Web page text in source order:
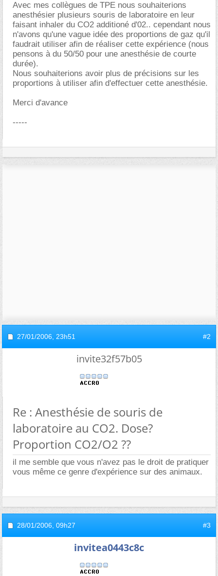
Avec mes collègues de TPE nous souhaiterions
anesthésier plusieurs souris de laboratoire en leur
faisant inhaler du CO2 additioné d'02.. cependant nous
n'avons qu'une vague idée des proportions de gaz qu'il
faudrait utiliser afin de réaliser cette expérience (nous
pensons à du 50/50 pour une anesthésie de courte
durée).
Nous souhaiterions avoir plus de précisions sur les
proportions à utiliser afin d'effectuer cette anesthésie.
Merci d'avance
-----
27/01/2006, 23h51 #2
invite32f57b05
Re : Anesthésie de souris de
laboratoire au CO2. Dose?
Proportion CO2/O2 ??
il me semble que vous n'avez pas le droit de pratiquer
vous même ce genre d'expérience sur des animaux.
28/01/2006, 09h27 #3
invitea0443c8c